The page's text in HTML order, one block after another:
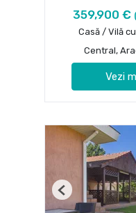
359,900 €
Casă / Vilă
Central,
Vezi
Previous